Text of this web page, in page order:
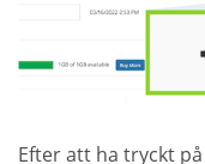
Efter att ha tryckt